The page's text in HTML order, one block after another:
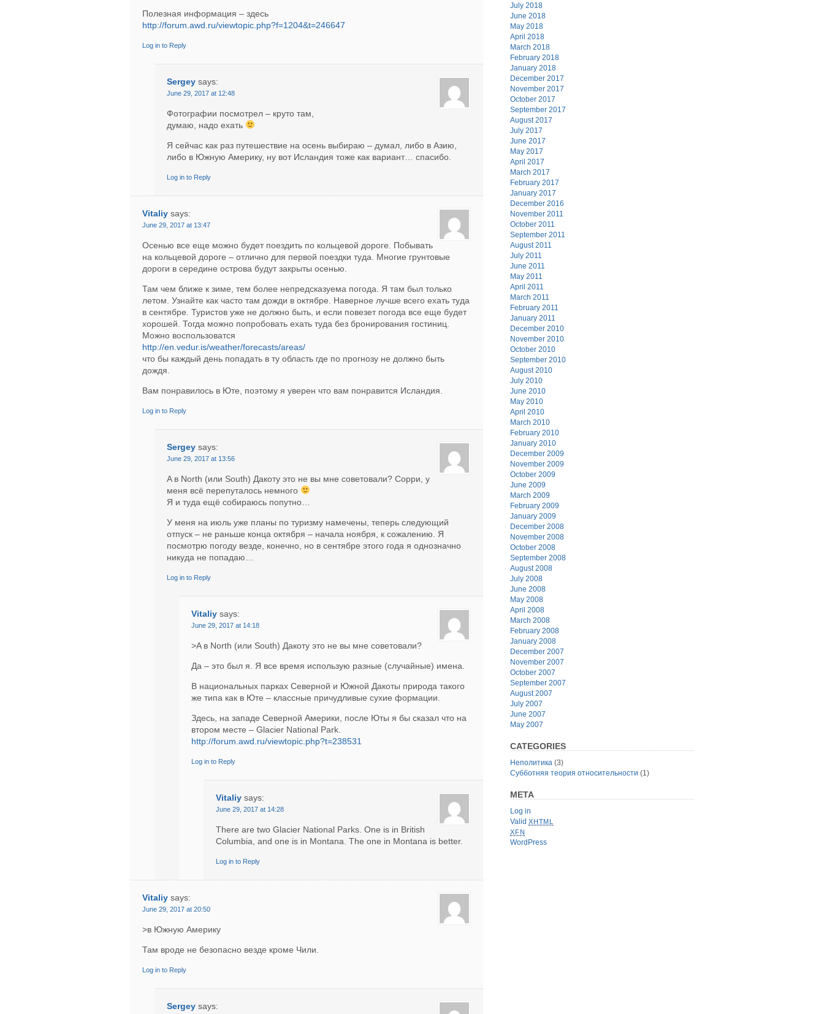
Полезная информация – здесь
http://forum.awd.ru/viewtopic.php?f=1204&t=246647
Log in to Reply
Sergey says:
June 29, 2017 at 12:48
Фотографии посмотрел – круто там,
думаю, надо ехать
Я сейчас как раз путешествие на осень выбираю – думал, либо в Азию,
либо в Южную Америку, ну вот Исландия тоже как вариант… спасибо.
Log in to Reply
Vitaliy says:
June 29, 2017 at 13:47
Осенью все еще можно будет поездить по кольцевой дороге. Побывать
на кольцевой дороге – отлично для первой поездки туда. Многие грунтовые
дороги в середине острова будут закрыты осенью.
Там чем ближе к зиме, тем более непредсказуема погода. Я там был только
летом. Узнайте как часто там дожди в октябре. Наверное лучше всего ехать туда
в сентябре. Туристов уже не должно быть, и если повезет погода все еще будет
хорошей. Тогда можно попробовать ехать туда без бронирования гостиниц.
Можно воспользоватся
http://en.vedur.is/weather/forecasts/areas/
что бы каждый день попадать в ту область где по прогнозу не должно быть
дождя.
Вам понравилось в Юте, поэтому я уверен что вам понравится Исландия.
Log in to Reply
Sergey says:
June 29, 2017 at 13:56
A в North (или South) Дакоту это не вы мне советовали? Сорри, у
меня всё перепуталось немного
Я и туда ещё собираюсь попутно…
У меня на июль уже планы по туризму намечены, теперь следующий
отпуск – не раньше конца октября – начала ноября, к сожалению. Я
посмотрю погоду везде, конечно, но в сентябре этого года я однозначно
никуда не попадаю…
Log in to Reply
Vitaliy says:
June 29, 2017 at 14:18
>A в North (или South) Дакоту это не вы мне советовали?
Да – это был я. Я все время использую разные (случайные) имена.
В национальных парках Северной и Южной Дакоты природа такого
же типа как в Юте – классные причудливые сухие формации.
Здесь, на западе Северной Америки, после Юты я бы сказал что на
втором месте – Glacier National Park.
http://forum.awd.ru/viewtopic.php?t=238531
Log in to Reply
Vitaliy says:
June 29, 2017 at 14:28
There are two Glacier National Parks. One is in British
Columbia, and one is in Montana. The one in Montana is better.
Log in to Reply
Vitaliy says:
June 29, 2017 at 20:50
>в Южную Америку
Там вроде не безопасно везде кроме Чили.
Log in to Reply
Sergey says:
July 2018
June 2018
May 2018
April 2018
March 2018
February 2018
January 2018
December 2017
November 2017
October 2017
September 2017
August 2017
July 2017
June 2017
May 2017
April 2017
March 2017
February 2017
January 2017
December 2016
November 2011
October 2011
September 2011
August 2011
July 2011
June 2011
May 2011
April 2011
March 2011
February 2011
January 2011
December 2010
November 2010
October 2010
September 2010
August 2010
July 2010
June 2010
May 2010
April 2010
March 2010
February 2010
January 2010
December 2009
November 2009
October 2009
June 2009
March 2009
February 2009
January 2009
December 2008
November 2008
October 2008
September 2008
August 2008
July 2008
June 2008
May 2008
April 2008
March 2008
February 2008
January 2008
December 2007
November 2007
October 2007
September 2007
August 2007
July 2007
June 2007
May 2007
CATEGORIES
Неполитика (3)
Субботняя теория относительности (1)
META
Log in
Valid XHTML
XFN
WordPress